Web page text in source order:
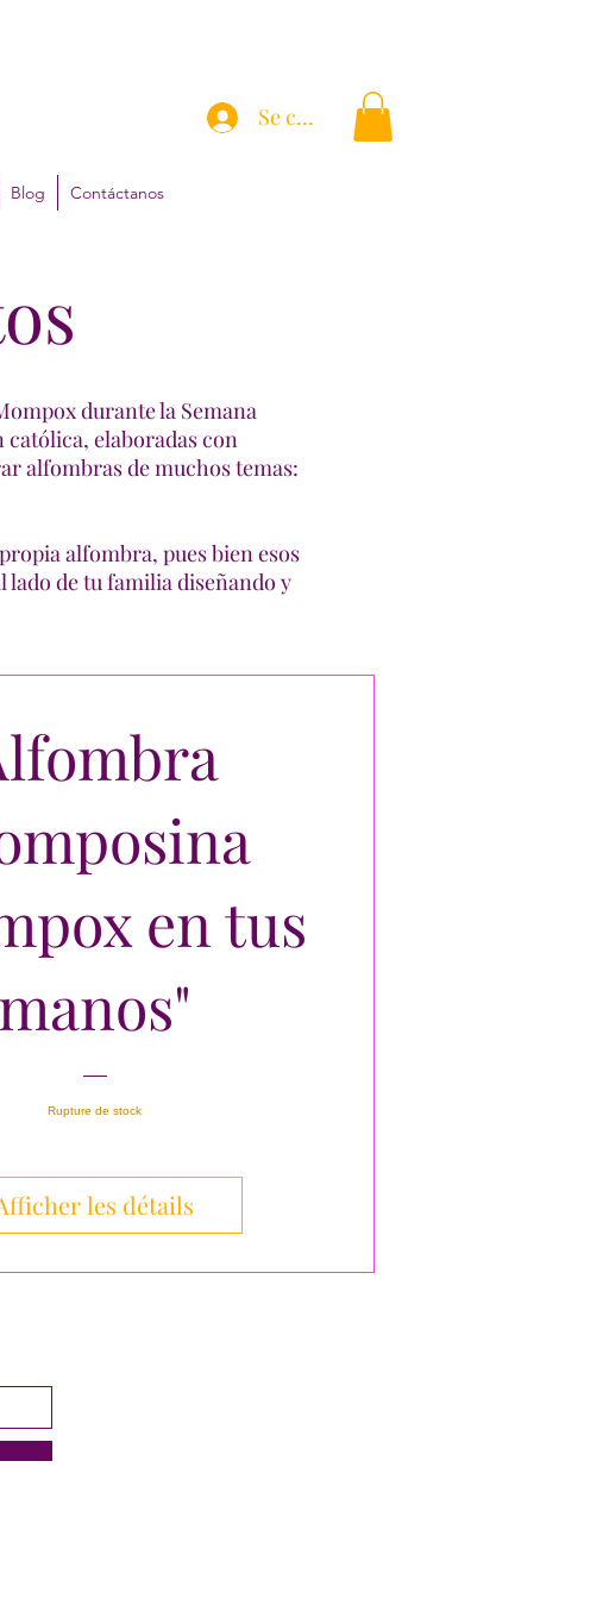
Se connecter
Blog Contáctanos
durante la Semana
católica, elaboradas con
alfombras de muchos temas:
alfombra, pues bien esos
lado de tu familia diseñando y
en tus
manos"
Rupture de stock
les détails